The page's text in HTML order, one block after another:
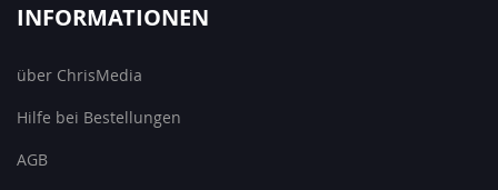
INFORMATIONEN
über ChrisMedia
Hilfe bei Bestellungen
AGB